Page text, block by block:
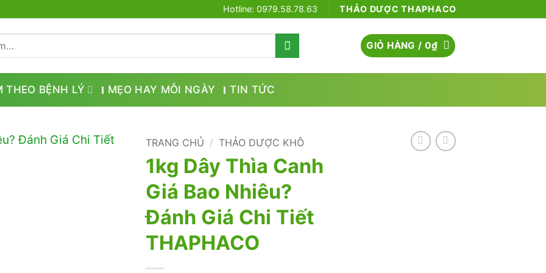
Hotline: 0979.58.78.63 THẢO DƯỢC THAPHACO
GIỎ HÀNG /0₫
THEO BỆNH LÝ MẸO HAY MỖI NGÀY TIN TỨC
TRANG CHỦ / THẢO DƯỢC KHÔ
1kg Dây Thìa Canh
Giá Bao Nhiêu?
Đánh Giá Chi Tiết
THAPHACO